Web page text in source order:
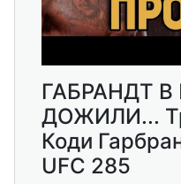
ГАБРАНДТ
ДОЖИЛИ...
Коди
UFC 285